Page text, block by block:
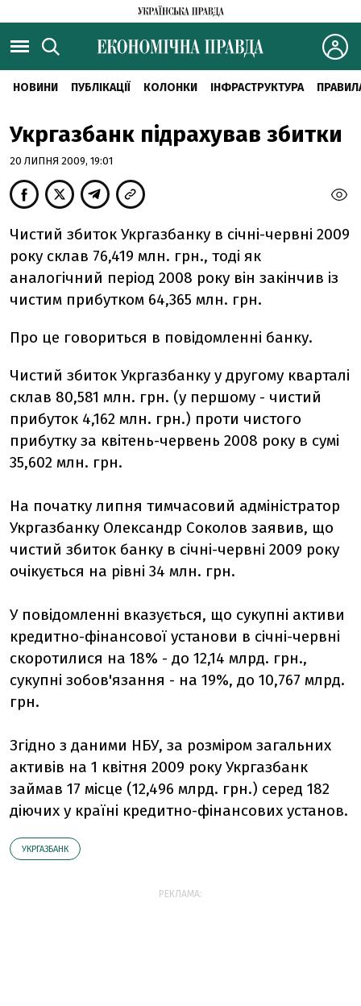
НОВИНИ ПУБЛІКАЦІЇ КОЛОНКИ ІНФРАСТРУКТУРА
Укргазбанк підрахував збитки
20 ЛИПНЯ 2009, 19:01
Чистий збиток Укргазбанку в січні-червні 2009
року склав 76,419 млн. грн., тоді як
аналогічний період 2008 року він закінчив із
чистим прибутком 64,365 млн. грн.
Про це говориться в повідомленні банку.
Чистий збиток Укргазбанку у другому кварталі
склав 80,581 млн. грн. (у першому - чистий
прибуток 4,162 млн. грн.) проти чистого
прибутку за квітень-червень 2008 року в сумі
35,602 млн. грн.
На початку липня тимчасовий адміністратор
Укргазбанку Олександр Соколов заявив, що
чистий збиток банку в січні-червні 2009 року
очікується на рівні 34 млн. грн.
У повідомленні вказується, що сукупні активи
кредитно-фінансової установи в січні-червні
скоротилися на 18% - до 12,14 млрд. грн.,
сукупні зобов'язання - на 19%, до 10,767 млрд.
грн.
Згідно з даними НБУ, за розміром загальних
активів на 1 квітня 2009 року Укргазбанк
займав 17 місце (12,496 млрд. грн.) серед 182
діючих у країні кредитно-фінансових установ.
УКРГАЗБАНК
РЕКЛАМА: